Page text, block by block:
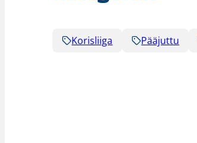
Korisliiga Pääjuttu